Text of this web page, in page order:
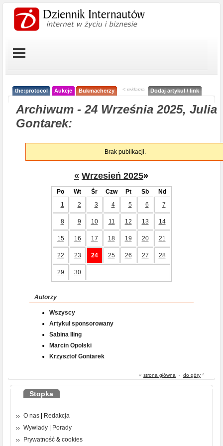
the:protocol Aukcje Bukmacherzy < reklama Dodaj artykuł / link
Archiwum - 24 Września 2025, Julia
Gontarek:
Brak publikacji.
« Wrzesień 2025»
Po Wt Śr Czw Pt Sb
Nd
1
2 3 4 5 6 7
8 9 10 11 12 13 14
15 16 17 18 19 20 21
22 23 24 25 26 27 28
29 30
Autorzy
Wszyscy
Artykuł sponsorowany
Sabina Iling
Marcin Opolski
Krzysztof Gontarek
« strona główna - do góry ^
Stopka
O nas
Redakcja
Wywiady
Porady
Prywatność & cookies